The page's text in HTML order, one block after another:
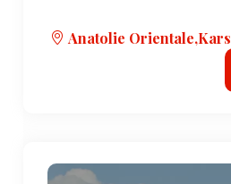
Anatolie Orientale,Kars